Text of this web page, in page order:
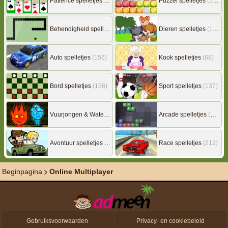
Behendigheid spelletjes (506) Dieren spelletjes (149)
Auto spelletjes (156) Kook spelletjes (68)
Bord spelletjes (156) Sport spelletjes (137)
Vuurjongen & Watermeisje (7) Arcade spelletjes (306)
Avontuur spelletjes
(217) Race spelletjes (212)
Beginpagina Online Multiplayer
Gebruiksvoorwaarden Privacy- en cookiebeleid